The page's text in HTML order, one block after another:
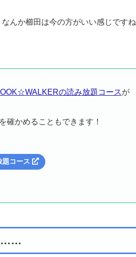
んか櫛田は今の方がいい感じですね
の読み放題コースが
確かめることもできます！
コース
……